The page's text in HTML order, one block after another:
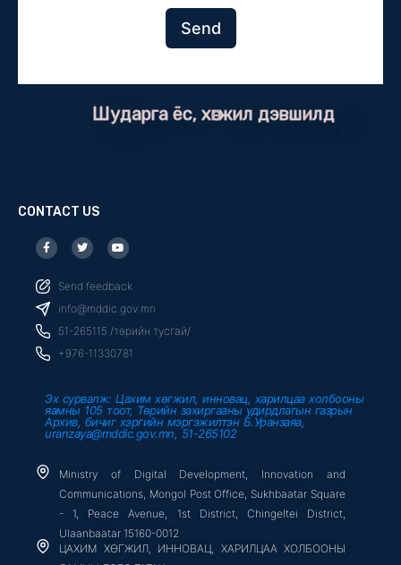
Send
Шударга ёс, хөгжил дэвшилд
CONTACT US
F
a
c
b
o
o
k
f
T
w
i
t
r
Y
o
u
u
e
Send feedback
info@mddic.gov.mn
51-265115 /төрийн тусгай/
+976-11330781
Эх сурвалж: Цахим хөгжил, инновац, харилцаа холбооны
яамны 105 тоот, Төрийн захиргааны удирдлагын газрын
Архив, бичиг хэргийн мэргэжилтэн Б.Уранзаяа,
uranzaya@mddic.gov.mn, 51-265102
Ministry of Digital Development, Innovation and
Communications, Mongol Post Office, Sukhbaatar Square
- 1, Peace Avenue, 1st District, Chingeltei District,
Ulaanbaatar 15160-0012
ЦАХИМ ХӨГЖИЛ, ИННОВАЦ, ХАРИЛЦАА ХОЛБООНЫ